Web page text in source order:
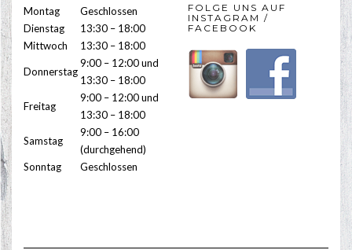
Montag
Geschlossen
Dienstag
13:30 – 18:00
Mittwoch
13:30 – 18:00
Donnerstag
9:00 – 12:00 und
13:30 – 18:00
Freitag
9:00 – 12:00 und
13:30 – 18:00
Samstag
9:00 – 16:00
(durchgehend)
Sonntag
Geschlossen
FOLGE UNS AUF
INSTAGRAM /
FACEBOOK